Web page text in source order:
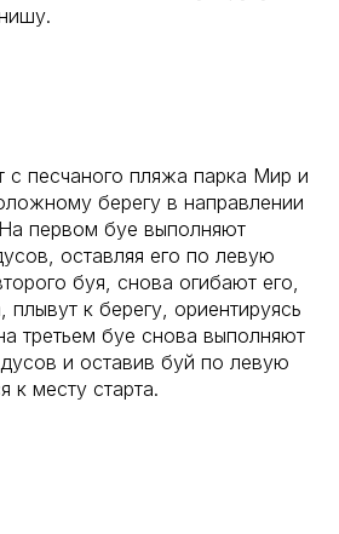
с песчаного пляжа парка Мир и
берегу в направлении
первом буе выполняют
оставляя его по левую
буя, снова огибают его,
к берегу, ориентируясь
третьем буе снова выполняют
и оставив буй по левую
к месту старта.